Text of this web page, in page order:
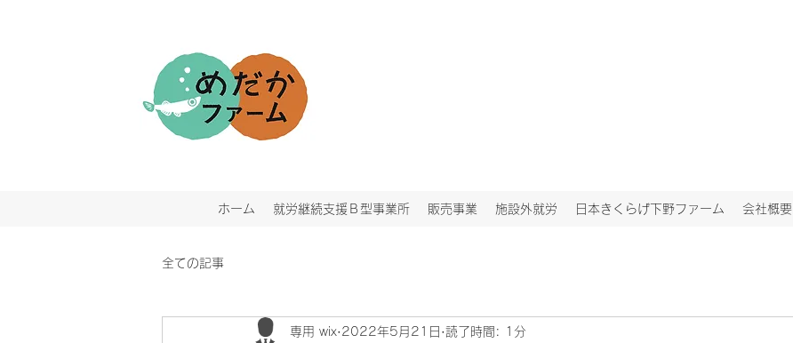
ホーム 就労継続支援Ｂ型事業所 販売事業 施設外就労 日本きくらげ下野ファーム 会社概要
全ての記事
専用 wix 2022年5月21日 読了時間: 1分